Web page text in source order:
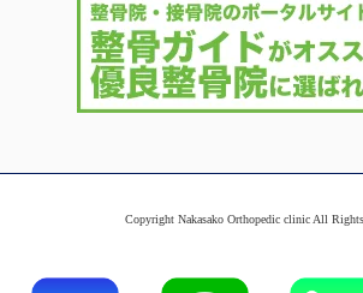
Copyright Nakasako Orthopedic clinic All Rights